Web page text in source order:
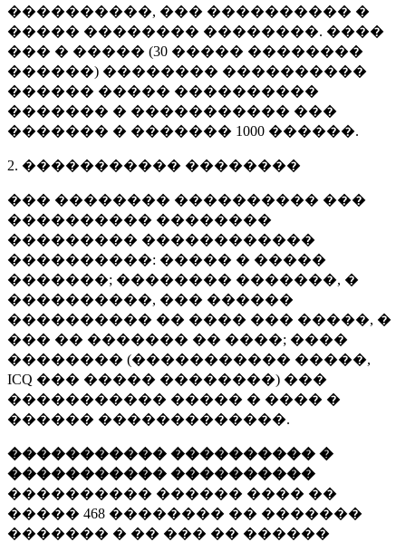
����������, ��� ���������� �
����� �������� ��������. ����
��� � ����� (30 ����� ��������
������) �������� ����������
������ ����� ����������
������� � ����������� ���
������� � ������� 1000 ������.
2. ����������� ��������
��� �������� ���������� ���
���������� ��������
��������� ������������
����������: ����� � �����
�������; �������� �������, �
����������, ��� ������
���������� �� ���� ��� �����, �
��� �� ������� �� ����; ����
�������� (����������� �����,
ICQ ��� ����� ��������) ���
����������� ����� � ���� �
������ �������������.
����������� ���������� �
����������� ����������
���������� ������ ���� ��
����� 468 �������� �� �������
������� � �� ��� �� ������